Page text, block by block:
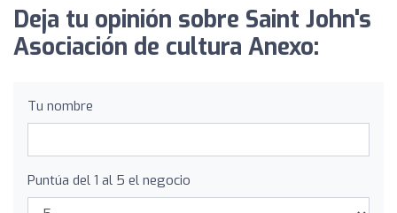
Deja tu opinión sobre Saint John's
Asociación de cultura Anexo:
Tu nombre
Puntúa del 1 al 5 el negocio